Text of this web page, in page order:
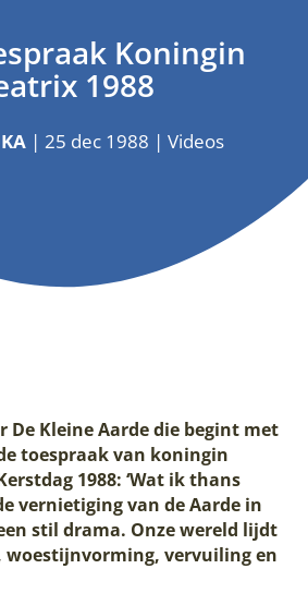
Koningin
1988
|25 dec 1988 |Videos
De Kleine Aarde die begint met
toespraak van koningin
1988: ‘Wat ik thans
vernietiging van de Aarde in
stil drama. Onze wereld lijdt
woestijnvorming, vervuiling en